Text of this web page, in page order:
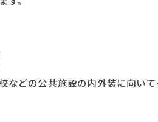
などの公共施設の内外装に向い